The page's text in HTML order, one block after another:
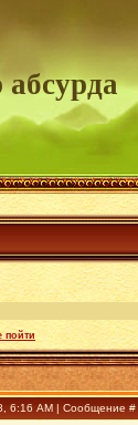
абсурда
пойти
6:16 AM | Сообщение #